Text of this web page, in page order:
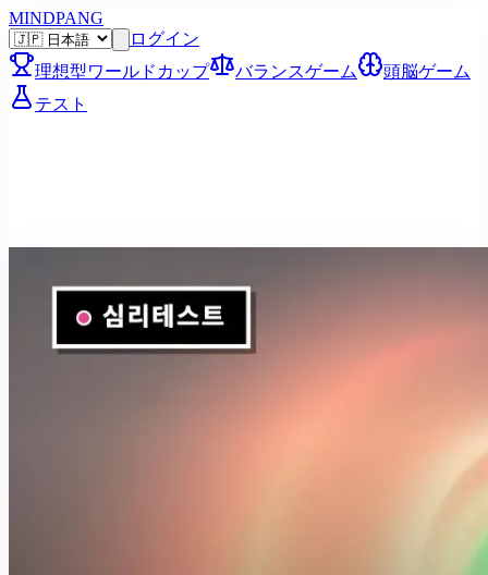
MINDPANG
ログイン
理想型ワールドカップ
バランスゲーム
頭脳ゲーム
テスト